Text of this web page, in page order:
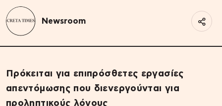
Newsroom
Πρόκειται για επιπρόσθετες εργασίες
απεντόμωσης που διενεργούνται για
προληπτικούς λόγους